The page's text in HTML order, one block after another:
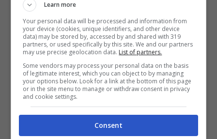
fuori dagli schemi”
Arisa appare una persona che vive in un
mondo tutto suo,con una personalità
sincera, ma un po’ stralunata,“Sono
considerata un’artista difficile, ma lo
dicono apposta, perché ho un senso del
dovere molto radicato che arriva anche
Learn more
Your personal data will be processed and information from
your device (cookies, unique identifiers, and other device
data) may be stored by, accessed by and shared with 319
partners, or used specifically by this site. We and our partners
may use precise geolocation data. List of partners.
Some vendors may process your personal data on the basis
of legitimate interest, which you can object to by managing
your options below. Look for a link at the bottom of this page
or in the site menu to manage or withdraw consent in privacy
and cookie settings.
Consent